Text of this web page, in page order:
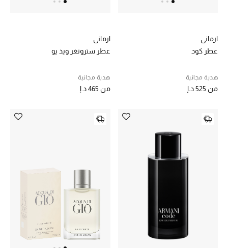
تشكيلة المناسبات للنساء
الملابس الرياضية النسائية
تشكيلة الأعراس
ارماني
عطر كود
هدية مجانية
من 525 د.إ
ارماني
عطر سترونغر ويذ يو
هدية مجانية
من 465 د.إ